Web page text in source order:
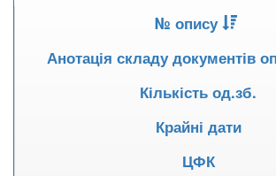
№ опису
Анотація складу документів
Кількість од.зб.
Крайні дати
ЦФК